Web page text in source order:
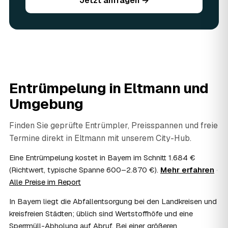
Sie vorhandene Wertsachen einfach in der Anfrage an.
AWL Zentrum vermittelt nur die Entrümpler und ersetzt
keine Steuerberatung — die konkrete Anrechnung klären
Sie mit Ihrem Finanzamt oder Steuerberater.
Kosten?
Im Einzelfall ist das möglich — etwa bei einer
Wohnungsauflösung im Rahmen von Sozialhilfe oder
einem vom Amt veranlassten Umzug. Wichtig: Den Antrag
stellen Sie vor Auftragserteilung beim zuständigen Amt
und holen die Kostenübernahme schriftlich ein. AWL
über die Kostenübernahme.
08 Bekomme ich einen Entsorgungsnachweis?
Entrümpelung in Eltmann und
Umgebung
Finden Sie geprüfte Entrümpler, Preisspannen und freie
Termine direkt in Eltmann mit unserem City-Hub.
Eine Entrümpelung kostet in Bayern im Schnitt 1.684 €
(Richtwert, typische Spanne 600–2.870 €). Mehr erfahren ·
Alle Preise im Report
In Bayern liegt die Abfallentsorgung bei den Landkreisen und
kreisfreien Städten; üblich sind Wertstoffhöfe und eine
Sperrmüll-Abholung auf Abruf. Bei einer größeren